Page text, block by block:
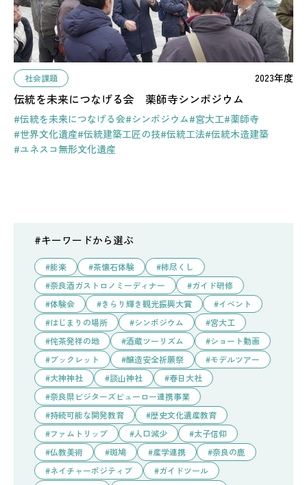
社会課題 2023年度
伝統を未来につなげる会 薬師寺シンポジウム
#伝統を未来につなげる会#シンポジウム#宮大工#薬師寺
#世界文化遺産#伝統建築工匠の技#伝統工法#伝統木造建築
#ユネスコ無形文化遺産
#キーワードから選ぶ
能楽 茶懐石体験
柿尽くし
奈良酒ガストロノミーディナー
ガイド研修
体験会
きらり輝き観光振興大賞
イベント
はじまりの場所
シンポジウム
宮大工
侘茶発祥の地
酒蔵ツーリズム
ショート動画
ブックレット
醸造安全祈願祭
モデルツアー
大神神社
談山神社
春日大社
奈良県ビジターズビューロー連携事業
持続可能な開発教育
歴史文化遺産教育
ファムトリップ
人口減少
太子信仰
仏教美術
斑鳩 産学連携
奈良の鹿
ネイチャーポジティブ
ガイドツール